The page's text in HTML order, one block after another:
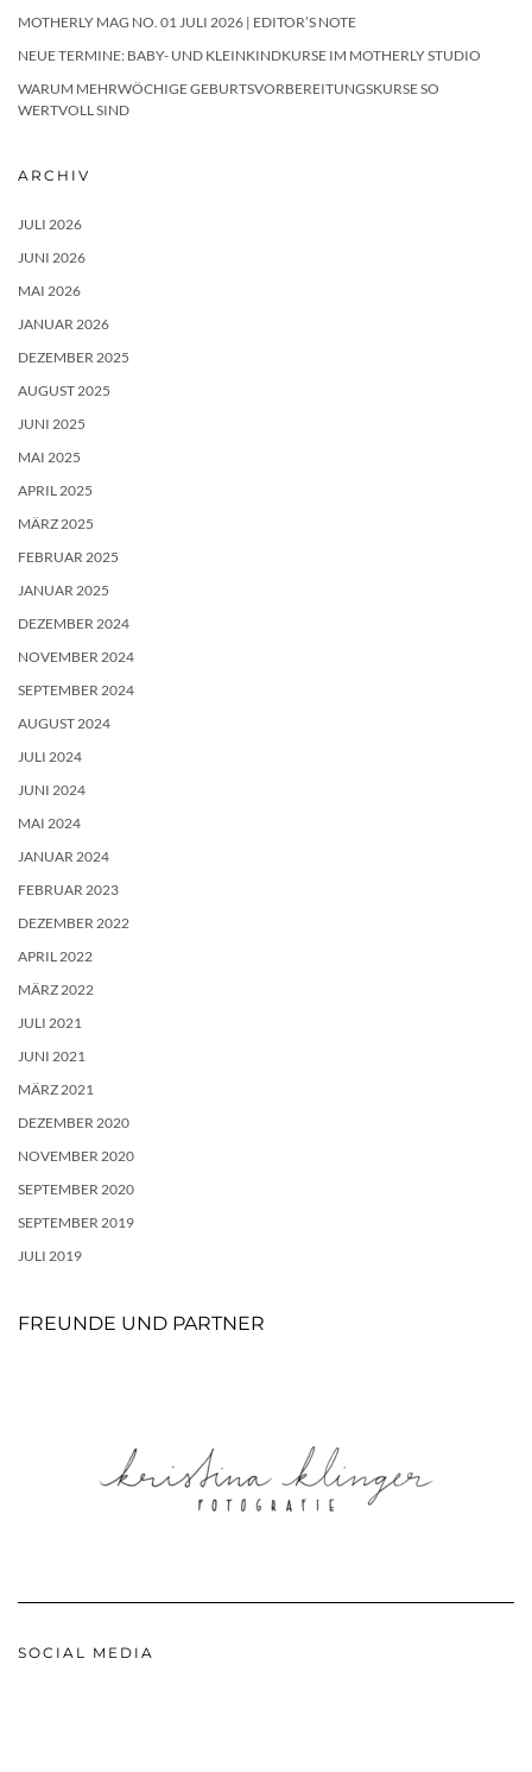
MOTHERLY MAG NO. 01 JULI 2026 | EDITOR’S NOTE
NEUE TERMINE: BABY- UND KLEINKINDKURSE IM MOTHERLY STUDIO
WARUM MEHRWÖCHIGE GEBURTSVORBEREITUNGSKURSE SO
WERTVOLL SIND
ARCHIV
JULI 2026
JUNI 2026
MAI 2026
JANUAR 2026
DEZEMBER 2025
AUGUST 2025
JUNI 2025
MAI 2025
APRIL 2025
MÄRZ 2025
FEBRUAR 2025
JANUAR 2025
DEZEMBER 2024
NOVEMBER 2024
SEPTEMBER 2024
AUGUST 2024
JULI 2024
JUNI 2024
MAI 2024
JANUAR 2024
FEBRUAR 2023
DEZEMBER 2022
APRIL 2022
MÄRZ 2022
JULI 2021
JUNI 2021
MÄRZ 2021
DEZEMBER 2020
NOVEMBER 2020
SEPTEMBER 2020
SEPTEMBER 2019
JULI 2019
FREUNDE UND PARTNER
SOCIAL MEDIA